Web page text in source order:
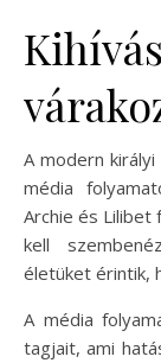
A modern
média
Archie és Lilibet
kell
életüket érintik,
A média
tagjait, ami